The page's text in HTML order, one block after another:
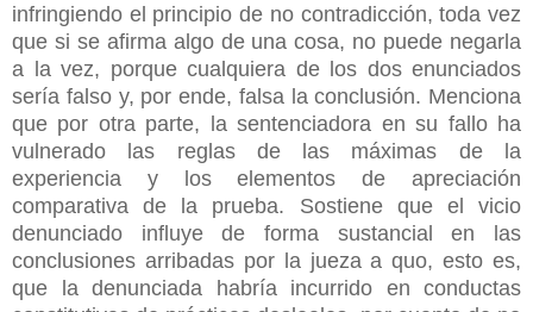
infringiendo el principio de no contradicción, toda vez
que si se afirma algo de una cosa, no puede negarla
a la vez, porque cualquiera de los dos enunciados
sería falso y, por ende, falsa la conclusión. Menciona
que por otra parte, la sentenciadora en su fallo ha
vulnerado las reglas de las máximas de la
experiencia y los elementos de apreciación
comparativa de la prueba. Sostiene que el vicio
denunciado influye de forma sustancial en las
conclusiones arribadas por la jueza a quo, esto es,
que la denunciada habría incurrido en conductas